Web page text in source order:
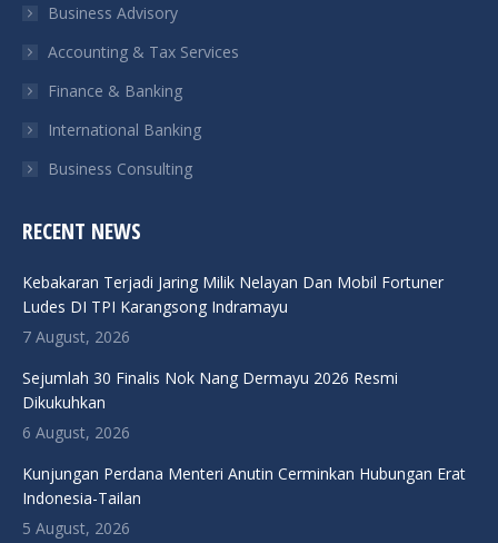
windowwindowwindowwindow
Business Advisory
Accounting & Tax Services
Finance & Banking
International Banking
Business Consulting
RECENT NEWS
Kebakaran Terjadi Jaring Milik Nelayan Dan Mobil Fortuner
Ludes DI TPI Karangsong Indramayu
7 August, 2026
Sejumlah 30 Finalis Nok Nang Dermayu 2026 Resmi
Dikukuhkan
6 August, 2026
Kunjungan Perdana Menteri Anutin Cerminkan Hubungan Erat
Indonesia-Tailan
5 August, 2026